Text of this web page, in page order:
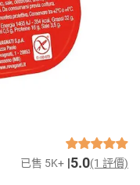
已售 5K+ 5.0(1 評價)